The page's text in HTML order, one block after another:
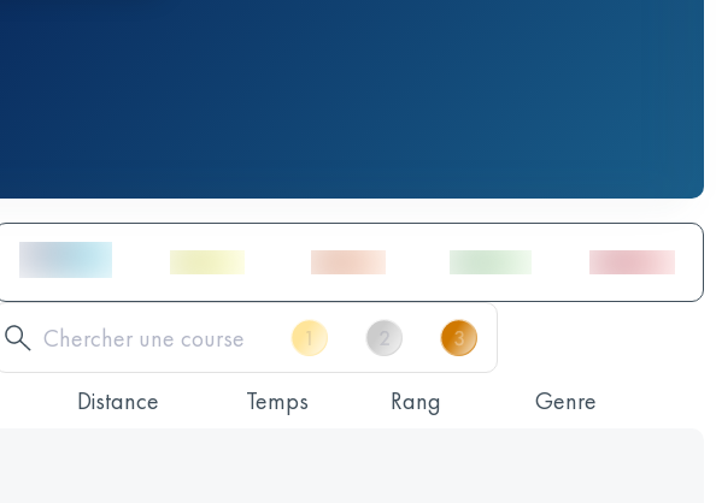
Distance Temps Rang Genre